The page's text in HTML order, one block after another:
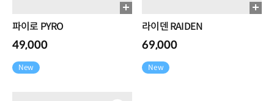
파이로 PYRO
49,000
New
라이덴 RAIDEN
69,000
New